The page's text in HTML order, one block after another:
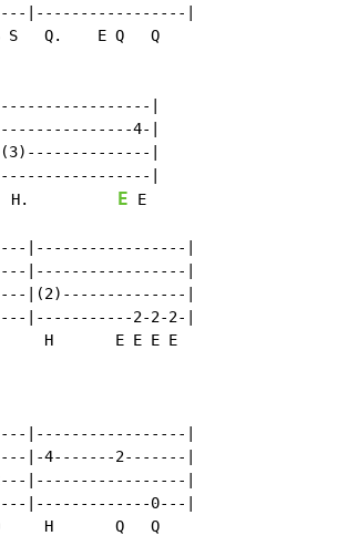
|-----------------|
S   Q.    E Q   Q
|
4-|
|
|
H.
E E
|-----------------|
|-----------------|
|(2)--------------|
|-----------2-2-2-|
H       E E E E
|-----------------|
|-4-------2-------|
|-----------------|
|-------------0---|
H       Q   Q